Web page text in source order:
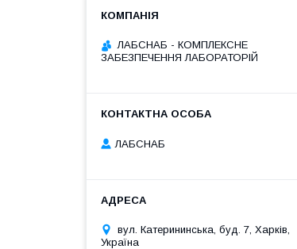
ЛАБСНАБ - КОМПЛЕКСНЕ
ЗАБЕЗПЕЧЕННЯ ЛАБОРАТОРІЙ
ЛАБСНАБ
вул. Катерининська, буд. 7, Харків,
Україна